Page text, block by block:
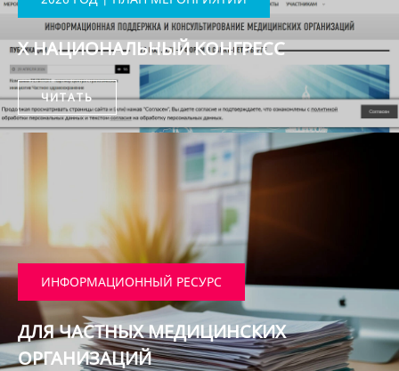
X НАЦИОНАЛЬНЫЙ КОНГРЕСС
ЧИТАТЬ
ИНФОРМАЦИОННЫЙ РЕСУРС
ДЛЯ ЧАСТНЫХ МЕДИЦИНСКИХ
ОРГАНИЗАЦИЙ